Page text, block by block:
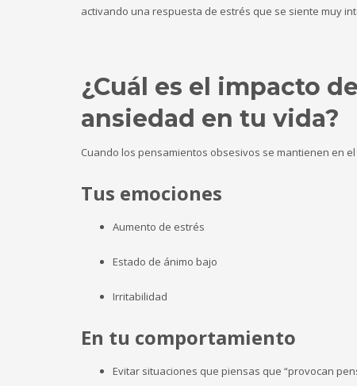
activando una respuesta de estrés que se siente muy
¿Cuál es el impacto
ansiedad en tu vida?
Cuando los pensamientos obsesivos se mantienen en
Tus emociones
Aumento de estrés
Estado de ánimo bajo
Irritabilidad
En tu comportamiento
Evitar situaciones que piensas que “provocan